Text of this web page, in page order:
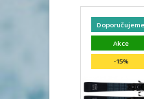
Doporučujeme
Akce
-15%